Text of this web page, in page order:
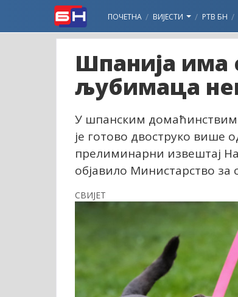
ПОЧЕТНА ВИЈЕСТИ РТВ БН
Шпанија има
љубимаца
У шпанским
је готово двоструко више
прелиминарни извештај
објавило Министарство
СВИЈЕТ